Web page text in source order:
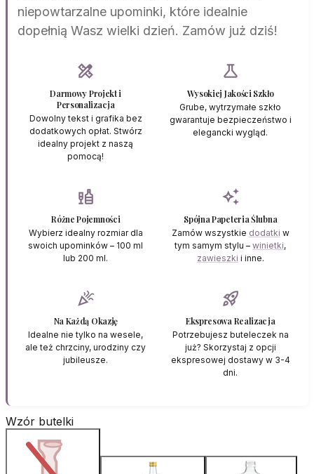
niepowtarzalne upominki, które idealnie
dopełnią Wasz wielki dzień. Zamów już dziś!
design_services
Darmowy Projekt i
Personalizacja
Dowolny tekst i grafika bez
dodatkowych opłat. Stwórz
idealny projekt z naszą
pomocą!
science
Wysokiej Jakości Szkło
Grube, wytrzymałe szkło
gwarantuje bezpieczeństwo i
elegancki wygląd.
liquor
Różne Pojemności
Wybierz idealny rozmiar dla
swoich upominków – 100 ml
lub 200 ml.
auto_awesome
Spójna Papeteria Ślubna
Zamów wszystkie dodatki w
tym samym stylu –winietki,
zawieszki i inne.
celebration
Na Każdą Okazję
Idealne nie tylko na wesele,
ale też chrzciny, urodziny czy
jubileusze.
rocket_launch
Ekspresowa Realizacja
Potrzebujesz buteleczek na
już? Skorzystaj z opcji
ekspresowej dostawy w 3-4
dni.
Wzór butelki